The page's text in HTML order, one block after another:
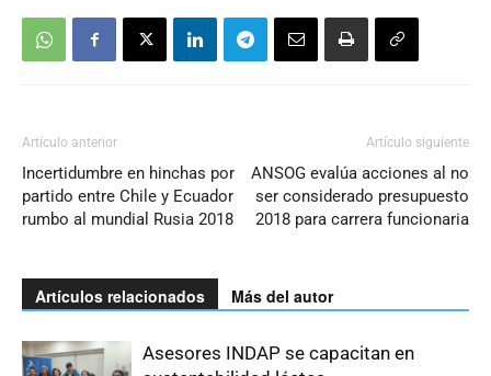
Artículo anterior
Incertidumbre en hinchas por
partido entre Chile y Ecuador
rumbo al mundial Rusia 2018
Artículo siguiente
ANSOG evalúa acciones al no
ser considerado presupuesto
2018 para carrera funcionaria
Artículos relacionados Más del autor
Asesores INDAP se capacitan en